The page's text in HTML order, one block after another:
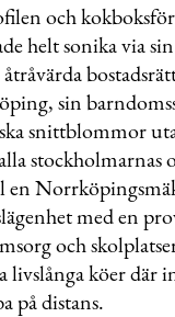
och
helt sonika via
sin
snittblommor
stockholmarnas
med en
och
livslånga köer där
på distans.